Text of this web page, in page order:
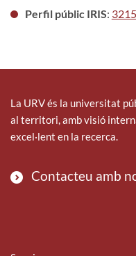
Perfil públic IRIS:
La URV és la universitat
al territori, amb visió
excel·lent en la recerca.
Contacteu amb